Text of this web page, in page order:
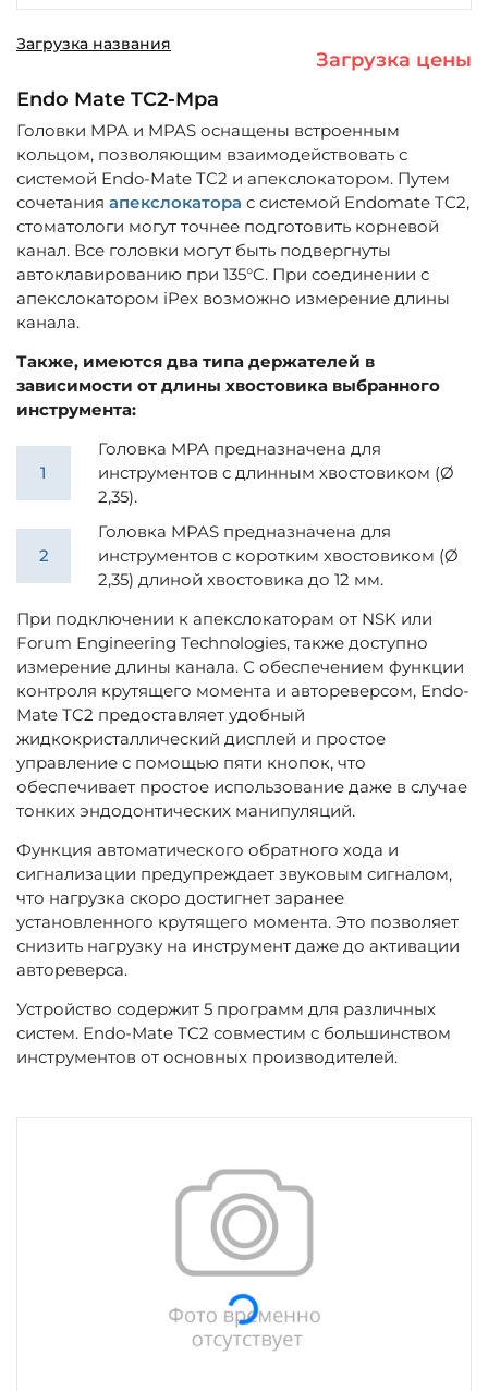
Загрузка названия
Загрузка цены
Endo Mate TC2-Mpa
Головки MPA и MPAS оснащены встроенным
кольцом, позволяющим взаимодействовать с
системой Endo-Mate TC2 и апекслокатором. Путем
сочетания апекслокатора с системой Endomate TC2,
стоматологи могут точнее подготовить корневой
канал. Все головки могут быть подвергнуты
автоклавированию при 135°C. При соединении с
апекслокатором iPex возможно измерение длины
канала.
Также, имеются два типа держателей в
зависимости от длины хвостовика выбранного
инструмента:
Головка MPA предназначена для
инструментов с длинным хвостовиком (Ø
2,35).
Головка MPAS предназначена для
инструментов с коротким хвостовиком (Ø
2,35) длиной хвостовика до 12 мм.
При подключении к апекслокаторам от NSK или
Forum Engineering Technologies, также доступно
измерение длины канала. С обеспечением функции
контроля крутящего момента и автореверсом, Endo-
Mate TC2 предоставляет удобный
жидкокристаллический дисплей и простое
управление с помощью пяти кнопок, что
обеспечивает простое использование даже в случае
тонких эндодонтических манипуляций.
Функция автоматического обратного хода и
сигнализации предупреждает звуковым сигналом,
что нагрузка скоро достигнет заранее
установленного крутящего момента. Это позволяет
снизить нагрузку на инструмент даже до активации
автореверса.
Устройство содержит 5 программ для различных
систем. Endo-Mate TC2 совместим с большинством
инструментов от основных производителей.
Загрузка...